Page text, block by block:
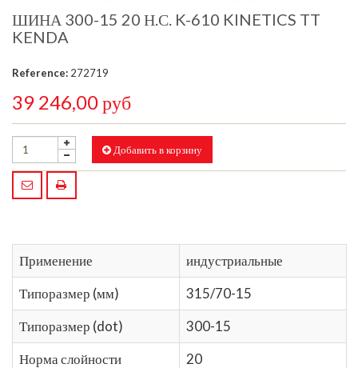
ШИНА 300-15 20 Н.С. K-610 KINETICS TT
KENDA
Reference: 272719
39 246,00 руб
Добавить в корзину
Применение
индустриальные
Типоразмер (мм)
315/70-15
Типоразмер (dot)
300-15
Норма слойности
20